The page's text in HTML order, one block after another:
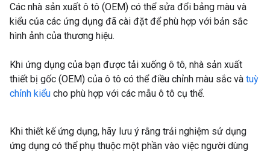
Các nhà sản xuất ô tô (OEM) có thể sửa đổi bảng màu và
kiểu của các ứng dụng đã cài đặt để phù hợp với bản sắc
hình ảnh của thương hiệu.
Khi ứng dụng của bạn được tải xuống ô tô, nhà sản xuất
thiết bị gốc (OEM) của ô tô có thể điều chỉnh màu sắc và tuỳ
chỉnh kiểu cho phù hợp với các mẫu ô tô cụ thể.
Khi thiết kế ứng dụng, hãy lưu ý rằng trải nghiệm sử dụng
ứng dụng có thể phụ thuộc một phần vào việc người dùng